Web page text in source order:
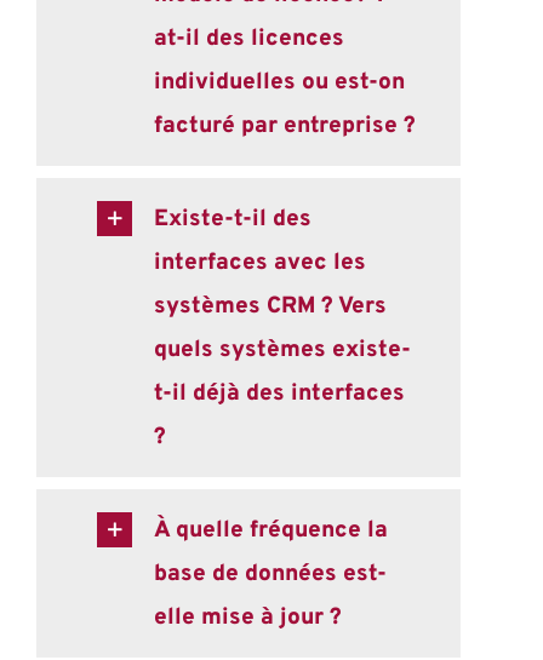
at-il des licences
individuelles ou est-on
facturé par entreprise ?
Existe-t-il des
interfaces avec les
systèmes CRM ? Vers
quels systèmes existe-
t-il déjà des interfaces
?
À quelle fréquence la
base de données est-
elle mise à jour ?